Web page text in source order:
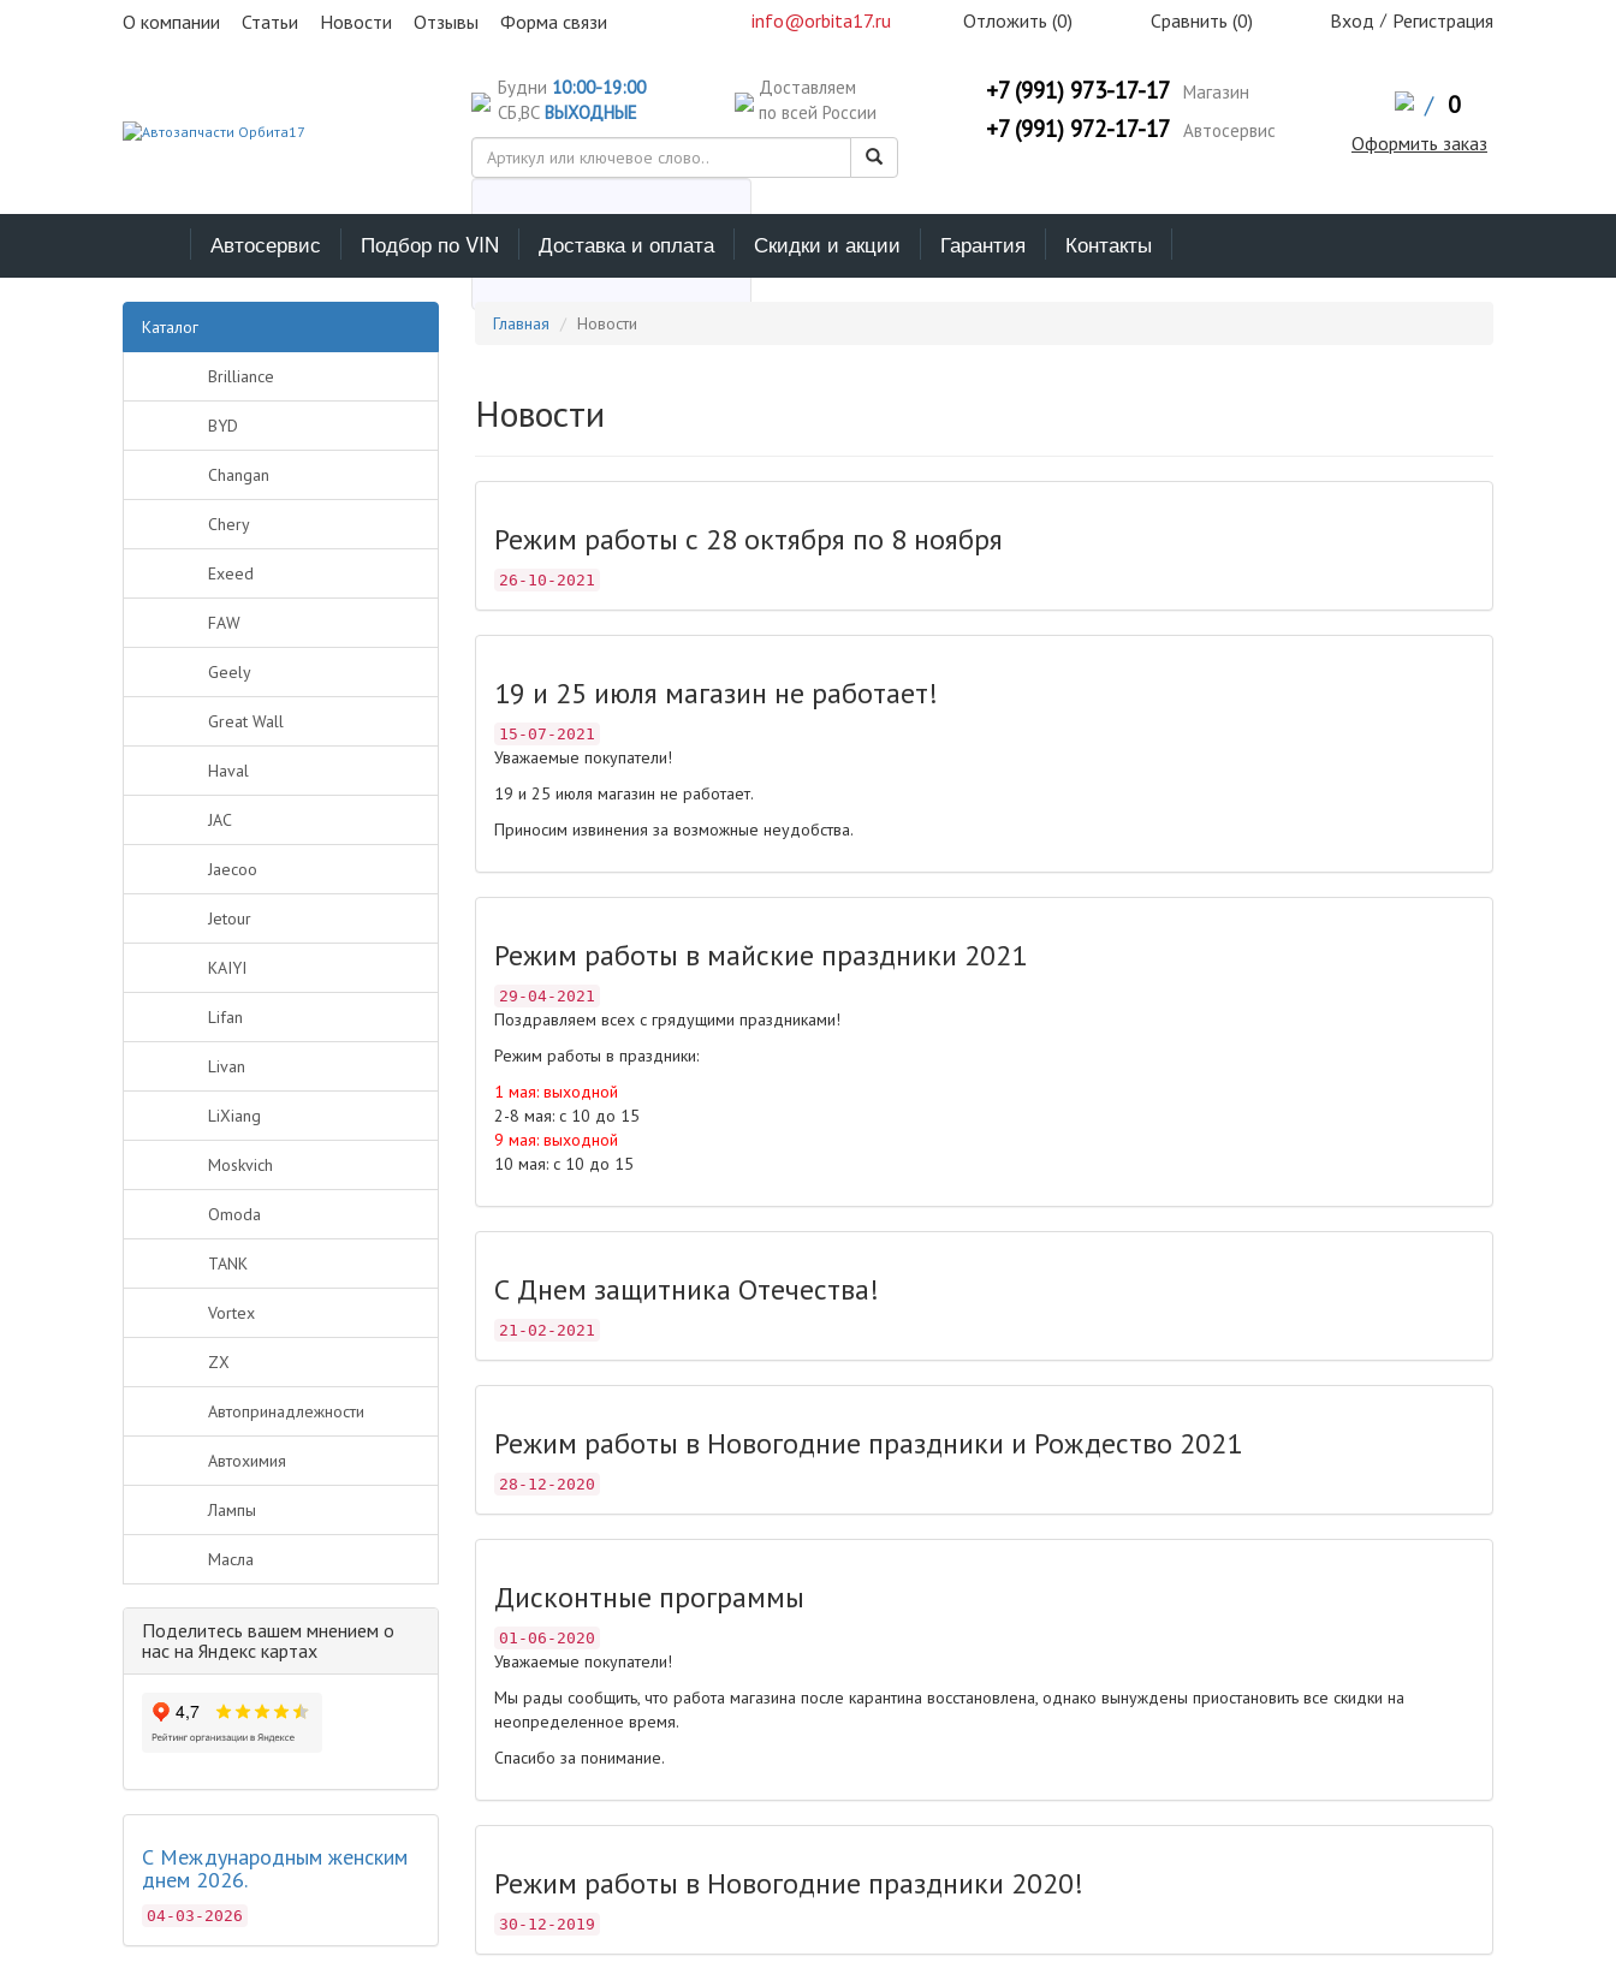
О компании Статьи Новости Отзывы Форма связи info@orbita17.ru Отложить (0) Сравнить (0) Вход / Регистрация
Будни 10:00-19:00
СБ,ВС ВЫХОДНЫЕ
Доставляем
по всей России
Выберите каталог поиска
+7 (991) 973-17-17 Магазин
+7 (991) 972-17-17 Автосервис
/ 0
Оформить заказ
Автосервис Подбор по VIN Доставка и оплата Скидки и акции Гарантия Контакты
Каталог
Brilliance
BYD
Changan
Chery
Exeed
FAW
Geely
Great Wall
Haval
JAC
Jaecoo
Jetour
KAIYI
Lifan
Livan
LiXiang
Moskvich
Omoda
TANK
Vortex
ZX
Автопринадлежности
Автохимия
Лампы
Масла
Поделитесь вашем мнением о
нас на Яндекс картах
С Международным женским
днем 2026.
04-03-2026
Главная Новости
Новости
Режим работы с 28 октября по 8 ноября
26-10-2021
19 и 25 июля магазин не работает!
15-07-2021
Уважаемые покупатели!
19 и 25 июля магазин не работает.
Приносим извинения за возможные неудобства.
Режим работы в майские праздники 2021
29-04-2021
Поздравляем всех с грядущими праздниками!
Режим работы в праздники:
1 мая: выходной
2-8 мая: с 10 до 15
9 мая: выходной
10 мая: с 10 до 15
С Днем защитника Отечества!
21-02-2021
Режим работы в Новогодние праздники и Рождество 2021
28-12-2020
Дисконтные программы
01-06-2020
Уважаемые покупатели!
Мы рады сообщить, что работа магазина после карантина восстановлена, однако вынуждены приостановить все скидки на
неопределенное время.
Спасибо за понимание.
Режим работы в Новогодние праздники 2020!
30-12-2019